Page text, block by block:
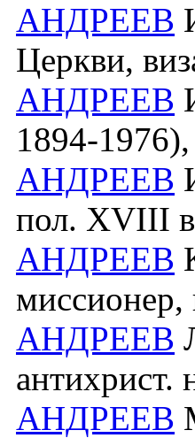
АНДРЕЕВ
Церкви,
АНДРЕЕВ
1894-
АНДРЕЕВ
пол. XVIII
АНДРЕЕВ
миссионер,
АНДРЕЕВ
антихрист.
АНДРЕЕВ